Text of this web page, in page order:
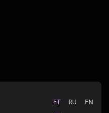
ET RU EN